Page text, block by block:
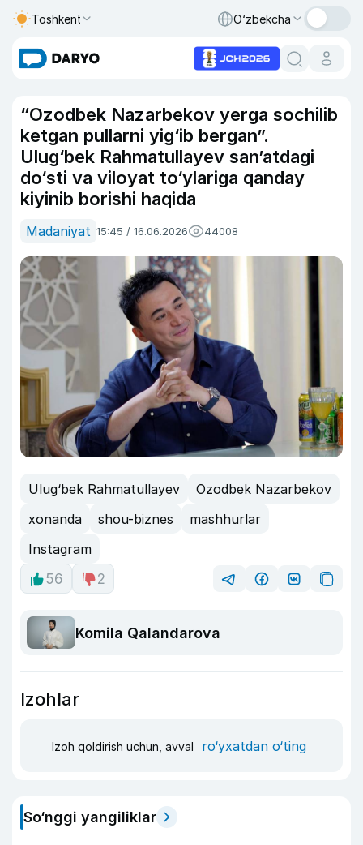
Toshkent O‘zbekcha
“Ozodbek Nazarbekov yerga sochilib
ketgan pullarni yig‘ib bergan”.
Ulug‘bek Rahmatullayev san’atdagi
do‘sti va viloyat to‘ylariga qanday
kiyinib borishi haqida
Madaniyat 15:45 / 16.06.2026 44008
Ulug‘bek Rahmatullayev
Ozodbek Nazarbekov
xonanda
shou-biznes
mashhurlar
Instagram
56
2
Komila Qalandarova
Izohlar
Izoh qoldirish uchun, avval ro‘yxatdan o‘ting
So‘nggi yangiliklar